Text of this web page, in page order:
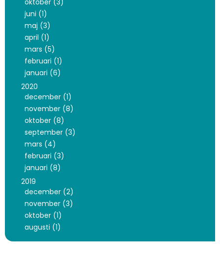
oktober (3)
juni (1)
maj (3)
april (1)
mars (5)
februari (1)
januari (6)
2020
december (1)
november (8)
oktober (8)
september (3)
mars (4)
februari (3)
januari (8)
2019
december (2)
november (3)
oktober (1)
augusti (1)